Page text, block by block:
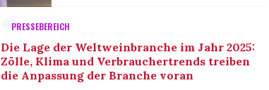
PRESSEBEREICH
Die Lage der Weltweinbranche im Jahr 2025:
Zölle, Klima und Verbrauchertrends treiben
die Anpassung der Branche voran